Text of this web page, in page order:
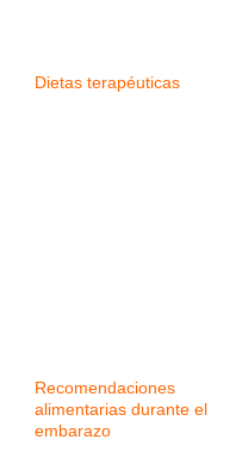
Dietas terapéuticas
Recomendaciones
alimentarias durante el
embarazo